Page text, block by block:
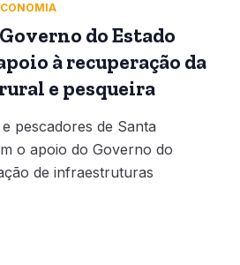
do Estado
à recuperação da
e pesqueira
pescadores de Santa
o apoio do Governo do
de infraestruturas